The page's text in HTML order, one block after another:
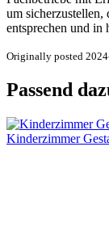
um sicherzustellen,
entsprechen und in
Originally posted
Passend
Kinderzimmer